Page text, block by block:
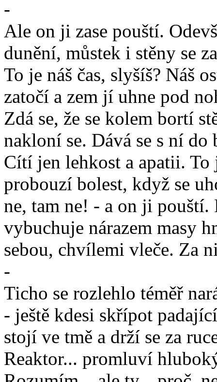
-
Ale on ji zase pouští.
dunění, můstek i stěny se
To je náš čas, slyšíš? Náš
zatočí a zem jí uhne pod
Zdá se, že se kolem bortí
nakloní se. Dává se s ní do
Cítí jen lehkost a apatii.
probouzí bolest, když se
ne, tam ne! - a on ji
vybuchuje nárazem masy
sebou, chvílemi vleče. Za
-
Ticho se rozlehlo téměř
- ještě kdesi skřípot
stojí ve tmě a drží se za
Reaktor... promluví